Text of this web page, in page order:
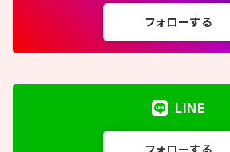
フォローする
LINE